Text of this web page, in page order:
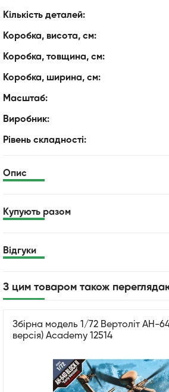
Кількість деталей:
Коробка, висота, см:
Коробка, товщина, см:
Коробка, ширина, см:
Масштаб:
Виробник:
Рівень складності:
Опис
Купують разом
Відгуки
З цим товаром також
Збірна модель 1/72 Вертоліт AH-
версія) Academy 12514